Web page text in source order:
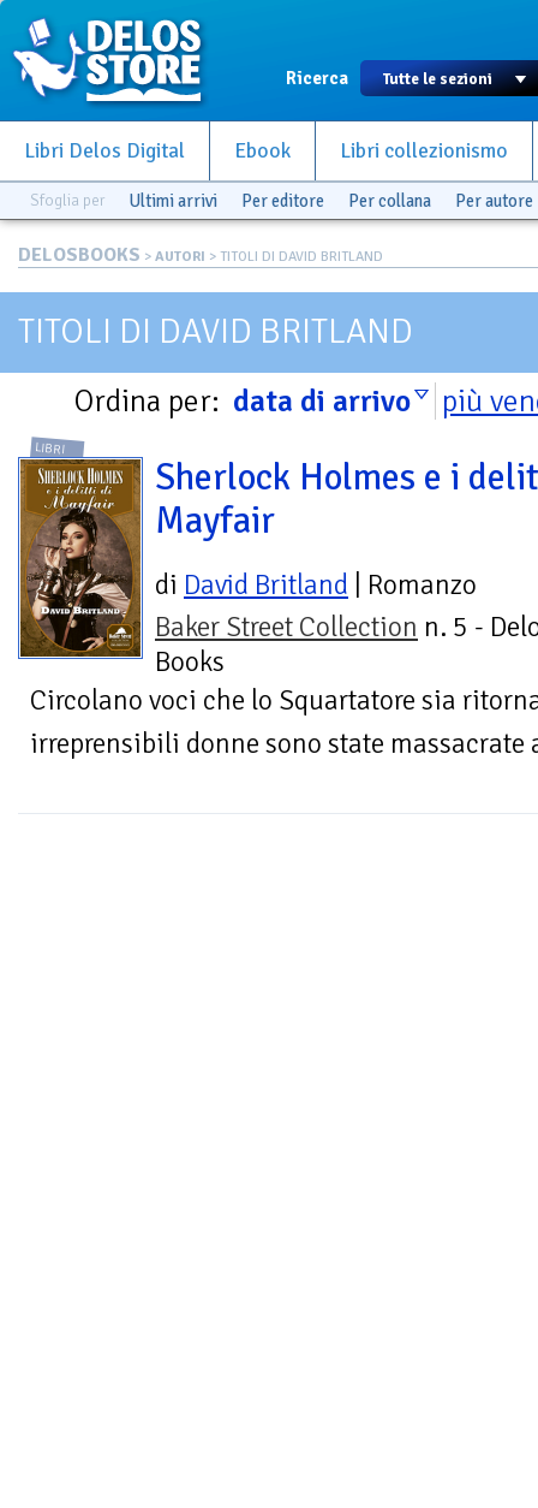
Ricerca
Libri Delos Digital Ebook Libri collezionismo
Sfoglia per Ultimi arrivi Per editore Per collana Per autore
DELOSBOOKS > AUTORI > TITOLI DI DAVID BRITLAND
TITOLI DI DAVID BRITLAND
Ordina per: data di arrivo più
LIBRI
Sherlock Holmes e i
Mayfair
di David Britland | Romanzo
Baker Street Collection n. 5 -
Books
Circolano voci che lo Squartatore sia
irreprensibili donne sono state